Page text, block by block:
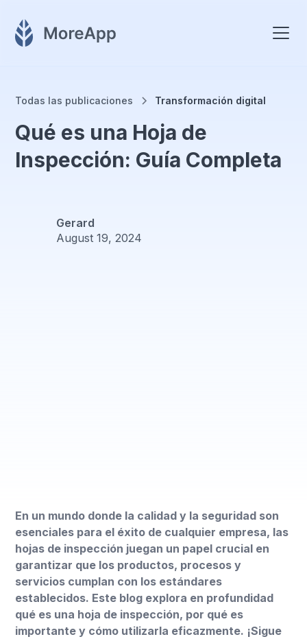
Todas las publicaciones Transformación digital
Qué es una Hoja de
Inspección: Guía Completa
Gerard
August 19, 2024
En un mundo donde la calidad y la seguridad son
esenciales para el éxito de cualquier empresa, las
hojas de inspección juegan un papel crucial en
garantizar que los productos, procesos y
servicios cumplan con los estándares
establecidos. Este blog explora en profundidad
qué es una hoja de inspección, por qué es
importante y cómo utilizarla eficazmente. ¡Sigue